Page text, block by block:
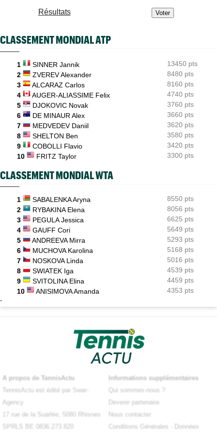
après
12:18
ATP - Toronto
Ben Shelton efface enfin une anomalie étonnante en Masters
1000
Résultats
CLASSEMENT MONDIAL ATP
1 SINNER Jannik
13450 pts
2
ZVEREV Alexander
8480 pts
3
ALCARAZ Carlos
8160 pts
4
AUGER-ALIASSIME Felix
4740 pts
5
DJOKOVIC Novak
3760 pts
6
DE MINAUR Alex
3660 pts
7
MEDVEDEV Daniil
3620 pts
8
SHELTON Ben
3580 pts
9
COBOLLI Flavio
3420 pts
10
FRITZ Taylor 3300 pts
CLASSEMENT MONDIAL WTA
1 SABALENKA Aryna
8550 pts
2
RYBAKINA Elena
8056 pts
3
PEGULA Jessica
6625 pts
4
GAUFF Cori
5649 pts
5
ANDREEVA Mirra
5293 pts
6
MUCHOVA Karolina
5168 pts
7
NOSKOVA Linda
5016 pts
8
SWIATEK Iga
4539 pts
9
SVITOLINA Elina
4459 pts
10
ANISIMOVA Amanda 4353 pts
-
A propos de TennisActu
TennisActu est édité par Swar-
Agency
17 rue de la Suarlée, 5080 Rhisnes
SPRLS BE 0836.273.820
Informations supplémentaires
Qui sommes-nous ?
Devenir partenaire
Nous contacter
Conditions Générales
Données